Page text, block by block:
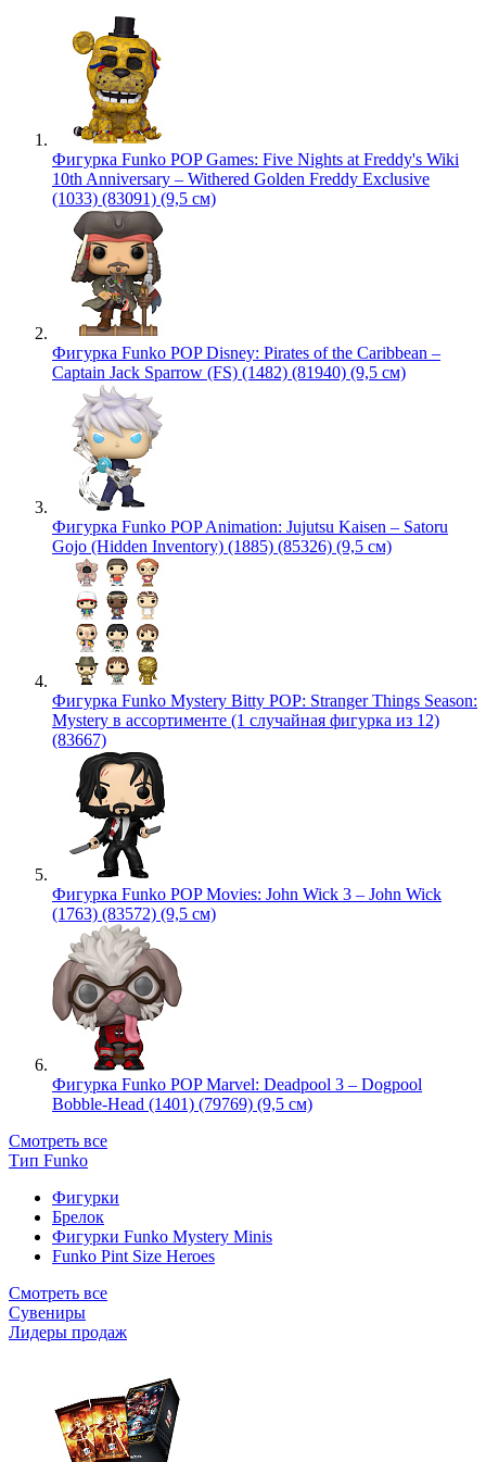
Фигурка Funko POP Games: Five Nights at Freddy's Wiki
10th Anniversary – Withered Golden Freddy Exclusive
(1033) (83091) (9,5 см)
Фигурка Funko POP Disney: Pirates of the Caribbean –
Captain Jack Sparrow (FS) (1482) (81940) (9,5 см)
Фигурка Funko POP Animation: Jujutsu Kaisen – Satoru
Gojo (Hidden Inventory) (1885) (85326) (9,5 см)
Фигурка Funko Mystery Bitty POP: Stranger Things Season:
Mystery в ассортименте (1 случайная фигурка из 12)
(83667)
Фигурка Funko POP Movies: John Wick 3 – John Wick
(1763) (83572) (9,5 см)
Фигурка Funko POP Marvel: Deadpool 3 – Dogpool
Bobble-Head (1401) (79769) (9,5 см)
Смотреть все
Тип Funko
Фигурки
Брелок
Фигурки Funko Mystery Minis
Funko Pint Size Heroes
Смотреть все
Сувениры
Лидеры продаж